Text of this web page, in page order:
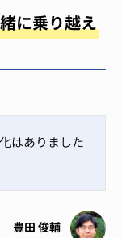
に乗り越え
はありました
豊田 俊輔